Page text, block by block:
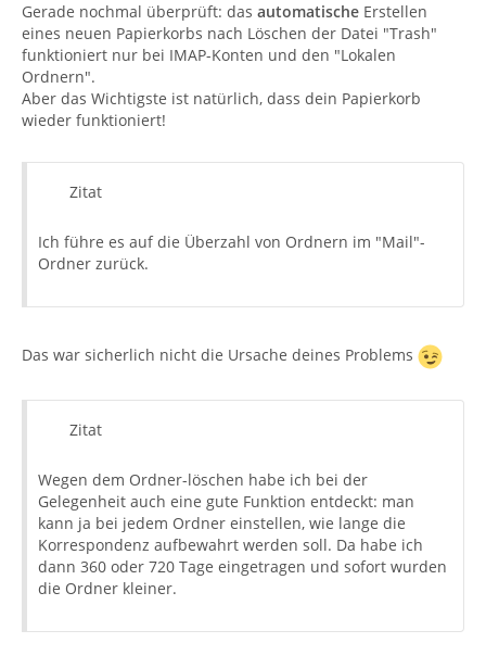
Gerade nochmal überprüft: das automatische Erstellen
eines neuen Papierkorbs nach Löschen der Datei "Trash"
funktioniert nur bei IMAP-Konten und den "Lokalen
Ordnern".
Aber das Wichtigste ist natürlich, dass dein Papierkorb
wieder funktioniert!
Zitat
Ich führe es auf die Überzahl von Ordnern im "Mail"-
Ordner zurück.
Das war sicherlich nicht die Ursache deines Problems
Zitat
Wegen dem Ordner-löschen habe ich bei der
Gelegenheit auch eine gute Funktion entdeckt: man
kann ja bei jedem Ordner einstellen, wie lange die
Korrespondenz aufbewahrt werden soll. Da habe ich
dann 360 oder 720 Tage eingetragen und sofort wurden
die Ordner kleiner.